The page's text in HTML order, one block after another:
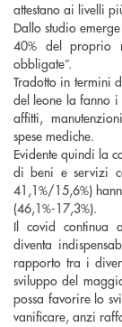
attestano ai livelli
Dallo studio
40% del proprio
obbligate”.
Tradotto in termini
del leone la fanno
affitti,
spese mediche.
Evidente quindi la
di beni e servizi
41,1%/15,6%)
(46,1%-17,3%).
Il covid continua
diventa
rapporto tra i
sviluppo del
possa favorire lo
vanificare, anzi